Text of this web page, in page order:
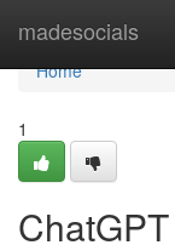
madesocials
Home
Home
1